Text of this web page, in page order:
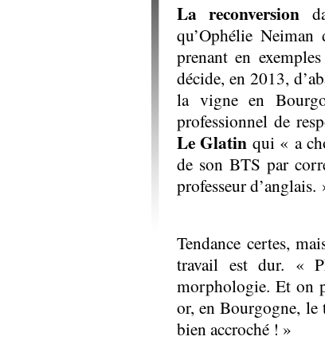
La reconversion
qu’Ophélie Neiman
prenant en
décide, en 2013,
la vigne en
professionnel de
Le Glatin qui « a
de son BTS par
professeur d’anglais.
Tendance certes,
travail est dur. «
morphologie. Et on
or, en Bourgogne,
bien accroché ! »